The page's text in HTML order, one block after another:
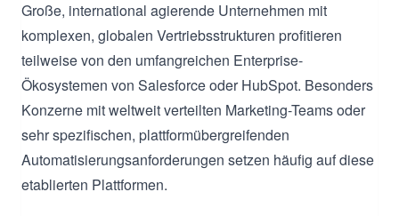
Große, international agierende Unternehmen mit
komplexen, globalen Vertriebsstrukturen profitieren
teilweise von den umfangreichen Enterprise-
Ökosystemen von Salesforce oder HubSpot. Besonders
Konzerne mit weltweit verteilten Marketing-Teams oder
sehr spezifischen, plattformübergreifenden
Automatisierungsanforderungen setzen häufig auf diese
etablierten Plattformen.